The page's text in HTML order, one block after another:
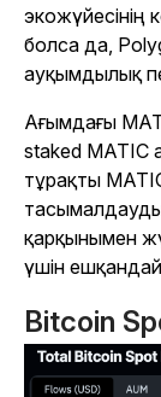
экожүйесінің
болса да,
ауқымдылық
Ағымдағы
staked
тұрақты
қарқынымен
үшін
Bitcoin